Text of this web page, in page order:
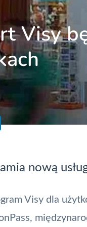
Visy
nową
Visy dla